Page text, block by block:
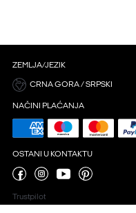
ZEMLJA/JEZIK
CRNA GORA / SRPSKI
NAČINI PLAĆANJA
OSTANI U KONTAKTU
Trustpilot